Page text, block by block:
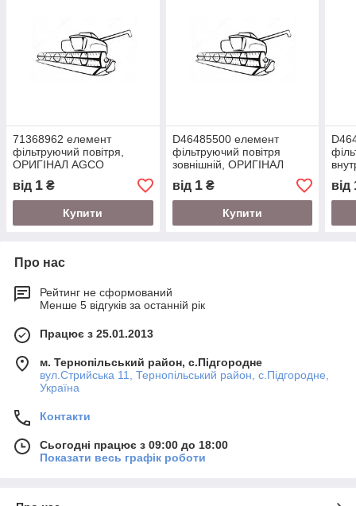
71368962 елемент
фільтруючий повітря,
ОРИГІНАЛ AGCO
від 1 ₴
Купити
D46485500 елемент
фільтруючий повітря
зовнішній, ОРИГІНАЛ
AGCO
від 1₴
Купити
від
Про нас
Рейтинг не сформований
Менше 5 відгуків за останній рік
Працює з 25.01.2013
м. Тернопільський район, с.Підгородне
вул.Стрийська 11, Тернопільський район, с.Підгородне,
Україна
Контакти
Сьогодні працює з 09:00 до 18:00
Показати весь графік роботи